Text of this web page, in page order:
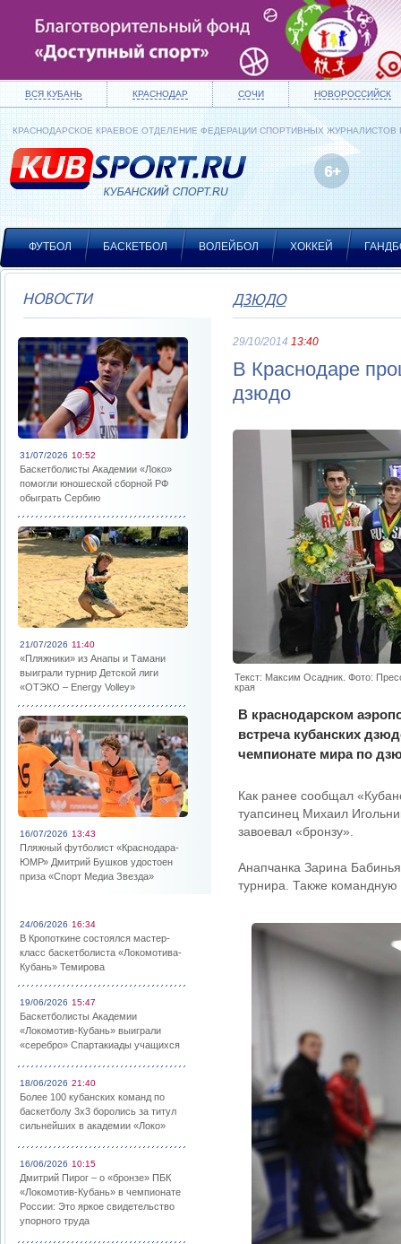
ВСЯ КУБАНЬ КРАСНОДАР СОЧИ НОВОРОССИЙСК
КРАСНОДАРСКОЕ КРАЕВОЕ ОТДЕЛЕНИЕ ФЕДЕРАЦИИ СПОРТИВНЫХ ЖУРНАЛИСТОВ
ФУТБОЛ БАСКЕТБОЛ ВОЛЕЙБОЛ ХОККЕЙ
НОВОСТИ
31/07/2026 10:52
Баскетболисты Академии «Локо»
помогли юношеской сборной РФ
обыграть Сербию
21/07/2026 11:40
«Пляжники» из Анапы и Тамани
выиграли турнир Детской лиги
«ОТЭКО – Energy Volley»
16/07/2026 13:43
Пляжный футболист «Краснодара-
ЮМР» Дмитрий Бушков удостоен
приза «Спорт Медиа Звезда»
24/06/2026 16:34
В Кропоткине состоялся мастер-
класс баскетболиста «Локомотива-
Кубань» Темирова
19/06/2026 15:47
Баскетболисты Академии
«Локомотив-Кубань» выиграли
«серебро» Спартакиады учащихся
18/06/2026 21:40
Более 100 кубанских команд по
баскетболу 3х3 боролись за титул
сильнейших в академии «Локо»
16/06/2026 10:15
Дмитрий Пирог – о «бронзе» ПБК
«Локомотив-Кубань» в чемпионате
России: Это яркое свидетельство
упорного труда
ДЗЮДО
29/10/2014 13:40
В Краснодаре
дзюдо
Текст: Максим Осадник. Фото:
края
В краснодарском
встреча кубанских
чемпионате мира по
Как ранее сообщал
туапсинец Михаил
завоевал «бронзу».
Анапчанка Зарина
турнира. Также